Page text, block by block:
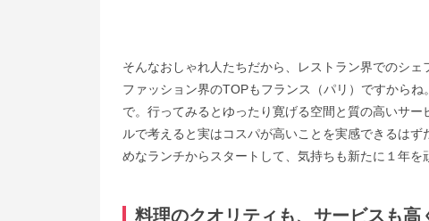
そんなおしゃれ人たちだから、レストラン界でのシ
ファッション界のTOPもフランス（パリ）ですから
で。行ってみるとゆったり寛げる空間と質の高いサ
ルで考えると実はコスパが高いことを実感できるは
めなランチからスタートして、気持ちも新たに１年を
料理のクオリティも、サービスも